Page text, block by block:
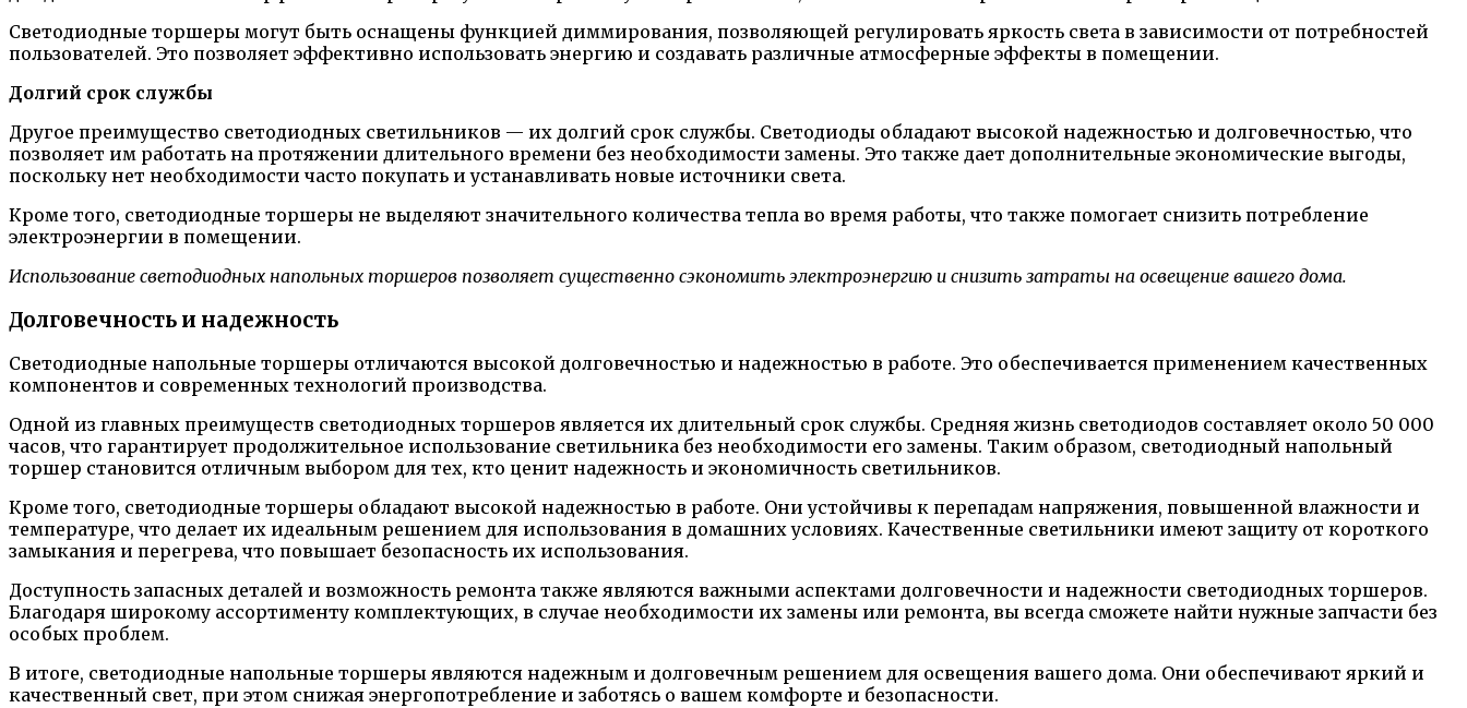
Светодиодные торшеры могут быть оснащены функцией диммирования, позволяющей регулировать яркость света в зависимости от потребностей
пользователей. Это позволяет эффективно использовать энергию и создавать различные атмосферные эффекты в помещении.
Долгий срок службы
Другое преимущество светодиодных светильников — их долгий срок службы. Светодиоды обладают высокой надежностью и долговечностью, что
позволяет им работать на протяжении длительного времени без необходимости замены. Это также дает дополнительные экономические выгоды,
поскольку нет необходимости часто покупать и устанавливать новые источники света.
Кроме того, светодиодные торшеры не выделяют значительного количества тепла во время работы, что также помогает снизить потребление
электроэнергии в помещении.
Использование светодиодных напольных торшеров позволяет существенно сэкономить электроэнергию и снизить затраты на освещение вашего дома.
Долговечность и надежность
Светодиодные напольные торшеры отличаются высокой долговечностью и надежностью в работе. Это обеспечивается применением качественных
компонентов и современных технологий производства.
Одной из главных преимуществ светодиодных торшеров является их длительный срок службы. Средняя жизнь светодиодов составляет около 50 000
часов, что гарантирует продолжительное использование светильника без необходимости его замены. Таким образом, светодиодный напольный
торшер становится отличным выбором для тех, кто ценит надежность и экономичность светильников.
Кроме того, светодиодные торшеры обладают высокой надежностью в работе. Они устойчивы к перепадам напряжения, повышенной влажности и
температуре, что делает их идеальным решением для использования в домашних условиях. Качественные светильники имеют защиту от короткого
замыкания и перегрева, что повышает безопасность их использования.
Доступность запасных деталей и возможность ремонта также являются важными аспектами долговечности и надежности светодиодных торшеров.
Благодаря широкому ассортименту комплектующих, в случае необходимости их замены или ремонта, вы всегда сможете найти нужные запчасти без
особых проблем.
В итоге, светодиодные напольные торшеры являются надежным и долговечным решением для освещения вашего дома. Они обеспечивают яркий и
качественный свет, при этом снижая энергопотребление и заботясь о вашем комфорте и безопасности.